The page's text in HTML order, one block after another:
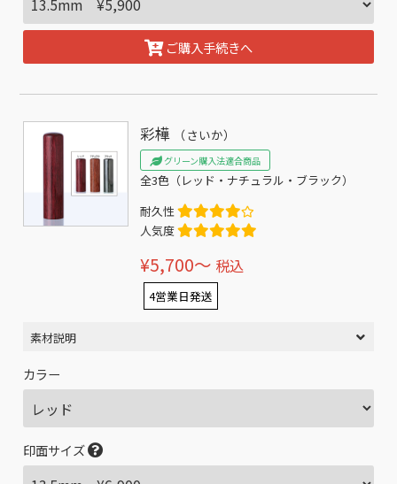
ご購入手続きへ
彩樺 （さいか）
グリーン購入法適合商品
全3色（レッド・ナチュラル・ブラック）
耐久性
人気度
¥5,700〜 税込
4営業日発送
素材説明
カラー
印面サイズ